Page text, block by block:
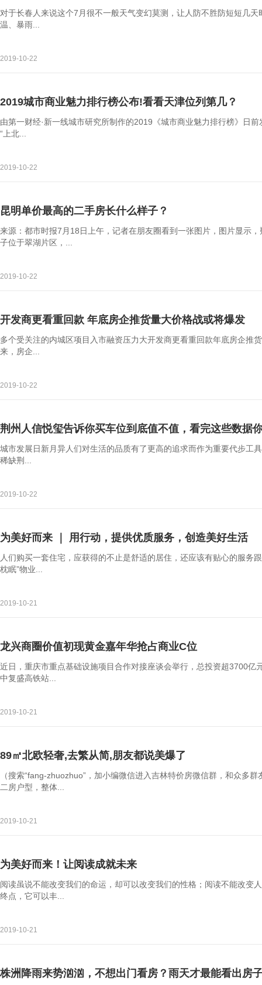
对于长春人来说这个7月很不一般天气变幻莫测，让人防不胜防短短几
温、暴雨...
2019-10-22
2019城市商业魅力排行榜公布!看看天津位列第几？
由第一财经·新一线城市研究所制作的2019《城市商业魅力排行榜》日
“上北...
2019-10-22
昆明单价最高的二手房长什么样子？
来源：都市时报7月18日上午，记者在朋友圈看到一张图片，图片显示
子位于翠湖片区，...
2019-10-22
开发商更看重回款 年底房企推货量大价格战或将爆发
多个受关注的内城区项目入市融资压力大开发商更看重回款年底房企推
来，房企...
2019-10-22
荆州人信悦玺告诉你买车位到底值不值，看完这些数据
城市发展日新月异人们对生活的品质有了更高的追求而作为重要代步工
稀缺荆...
2019-10-22
为美好而来 ｜ 用行动，提供优质服务，创造美好生活
人们购买一套住宅，应获得的不止是舒适的居住，还应该有贴心的服务
枕眠”物业...
2019-10-21
龙兴商圈价值初现黄金嘉年华抢占商业C位
近日，重庆市重点基础设施项目合作对接座谈会举行，总投资超3700亿
中复盛高铁站...
2019-10-21
89㎡北欧轻奢,去繁从简,朋友都说美爆了
（搜索“fang-zhuozhuo”，加小编微信进入吉林特价房微信群，和众多
二房户型，整体...
2019-10-21
为美好而来！让阅读成就未来
阅读虽说不能改变我们的命运，却可以改变我们的性格；阅读不能改变
终点，它可以丰...
2019-10-21
株洲降雨来势汹汹，不想出门看房？雨天才最能看出房